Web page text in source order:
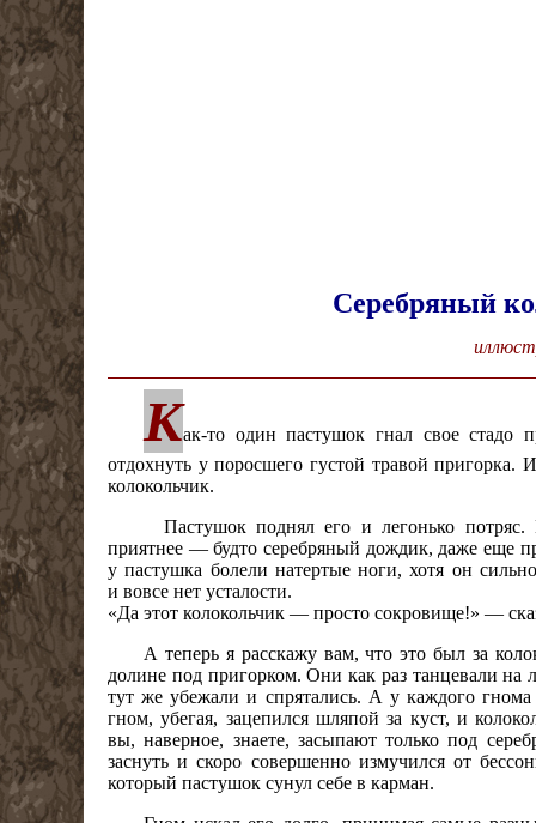
Серебряный
Как-то один пастушок гнал свое стадо
отдохнуть у поросшего густой травой
колокольчик.
Пастушок поднял его и легонько
приятнее — будто серебряный дождик, даже еще
у пастушка болели натертые ноги, хотя он
и вовсе нет усталости.
«Да этот колокольчик — просто сокровище!» —
А теперь я расскажу вам, что это был за
долине под пригорком. Они как раз танцевали на
тут же убежали и спрятались. А у каждого
гном, убегая, зацепился шляпой за куст, и
вы, наверное, знаете, засыпают только под
заснуть и скоро совершенно измучился от
который пастушок сунул себе в карман.